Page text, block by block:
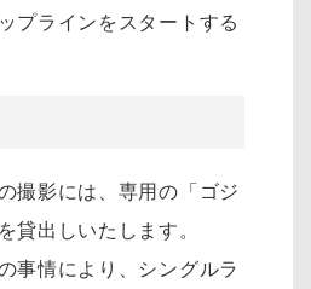
プラインをスタートする
撮影には、専用の「ゴジ
貸出しいたします。
事情により、シングルラ